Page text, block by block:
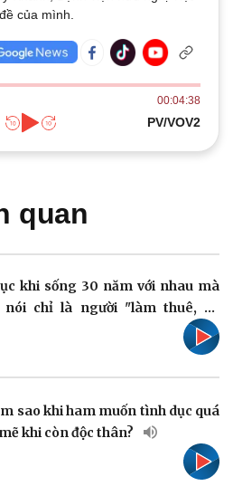
E-Magazine
Tỷ giá
Giá cà phê
Quân sự - Quốc phòng
Vũ khí
Việt Nam
Phân tích
của mình.
00:04:38
PV/VOV2
quan
khi sống 30 năm với nhau mà
nói chỉ là người "làm thuê, đẻ
sao khi ham muốn tình dục quá
khi còn độc thân?